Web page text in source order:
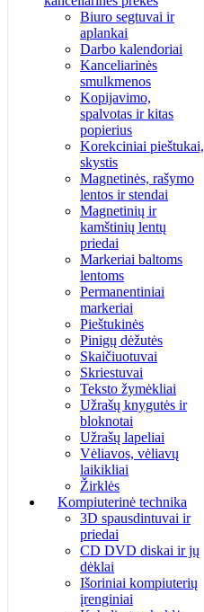
Biuro segtuvai ir
aplankai
Darbo kalendoriai
Kanceliarinės
smulkmenos
Kopijavimo,
spalvotas ir kitas
popierius
Korekciniai pieštukai,
skystis
Magnetinės, rašymo
lentos ir stendai
Magnetinių ir
kamštinių lentų
priedai
Markeriai baltoms
lentoms
Permanentiniai
markeriai
Pieštukinės
Pinigų dėžutės
Skaičiuotuvai
Skriestuvai
Teksto žymėkliai
Užrašų knygutės ir
bloknotai
Užrašų lapeliai
Vėliavos, vėliavų
laikikliai
Žirklės
Kompiuterinė technika
3D spausdintuvai ir
priedai
CD DVD diskai ir jų
dėklai
Išoriniai kompiuterių
įrenginiai